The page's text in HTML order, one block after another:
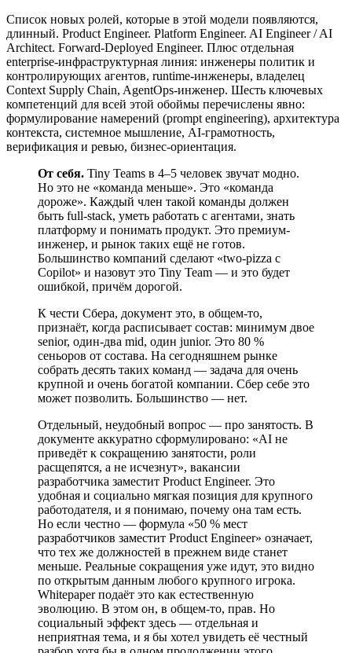
Список новых ролей, которые в этой модели появляются,
длинный. Product Engineer. Platform Engineer. AI Engineer / AI
Architect. Forward-Deployed Engineer. Плюс отдельная
enterprise-инфраструктурная линия: инженеры политик и
контролирующих агентов, runtime-инженеры, владелец
Context Supply Chain, AgentOps-инженер. Шесть ключевых
компетенций для всей этой обоймы перечислены явно:
формулирование намерений (prompt engineering), архитектура
контекста, системное мышление, AI-грамотность,
верификация и ревью, бизнес-ориентация.
От себя. Tiny Teams в 4–5 человек звучат модно.
Но это не «команда меньше». Это «команда
дороже». Каждый член такой команды должен
быть full-stack, уметь работать с агентами, знать
платформу и понимать продукт. Это премиум-
инженер, и рынок таких ещё не готов.
Большинство компаний сделают «two-pizza с
Copilot» и назовут это Tiny Team — и это будет
ошибкой, причём дорогой.
К чести Сбера, документ это, в общем-то,
признаёт, когда расписывает состав: минимум двое
senior, один-два mid, один junior. Это 80 %
сеньоров от состава. На сегодняшнем рынке
собрать десять таких команд — задача для очень
крупной и очень богатой компании. Сбер себе это
может позволить. Большинство — нет.
Отдельный, неудобный вопрос — про занятость. В
документе аккуратно сформулировано: «AI не
приведёт к сокращению занятости, роли
расщепятся, а не исчезнут», вакансии
разработчика заместит Product Engineer. Это
удобная и социально мягкая позиция для крупного
работодателя, и я понимаю, почему она там есть.
Но если честно — формула «50 % мест
разработчиков заместит Product Engineer» означает,
что тех же должностей в прежнем виде станет
меньше. Реальные сокращения уже идут, это видно
по открытым данным любого крупного игрока.
Whitepaper подаёт это как естественную
эволюцию. В этом он, в общем-то, прав. Но
социальный эффект здесь — отдельная и
неприятная тема, и я бы хотел увидеть её честный